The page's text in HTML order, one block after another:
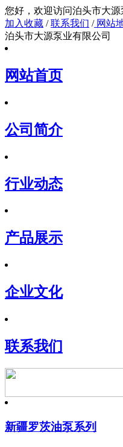
您好，欢迎访问泊头
加入收藏 /联系我们 /网站
泊头市大源泵业有限公司
网站首页
公司简介
行业动态
产品展示
企业文化
联系我们
新疆罗茨油泵系列